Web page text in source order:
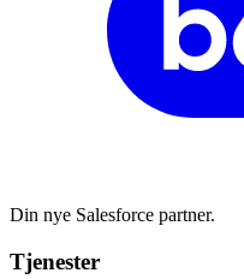
Din nye Salesforce partner.
Tjenester